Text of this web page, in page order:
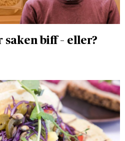
biff – eller?